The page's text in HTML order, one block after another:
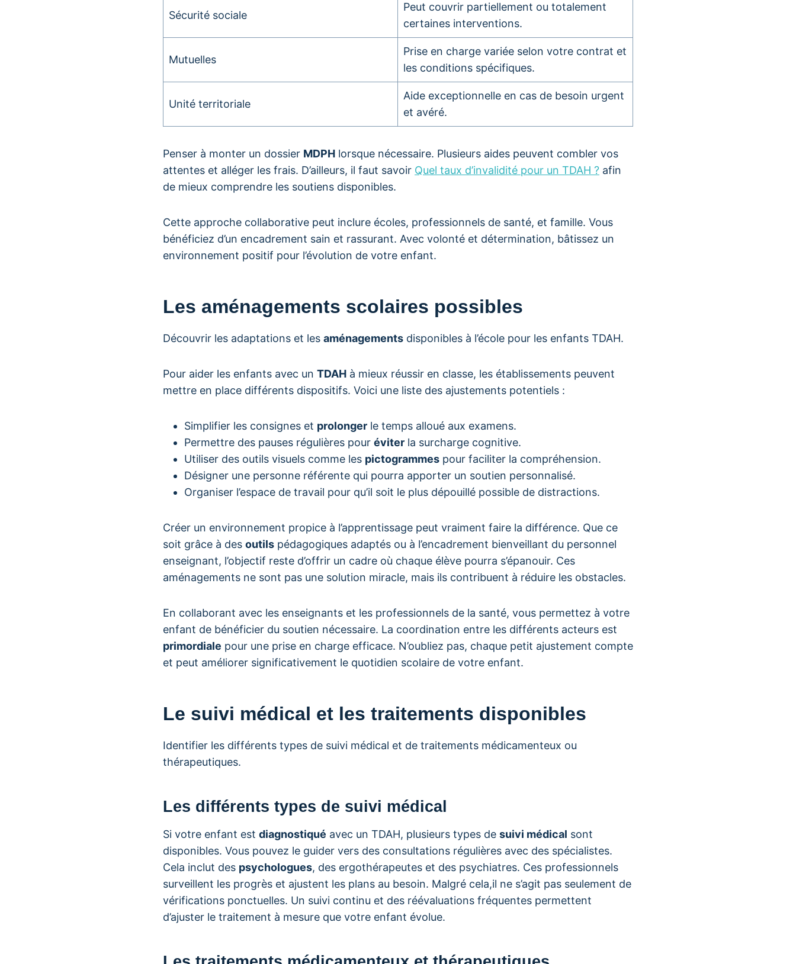
Sécurité sociale
Peut couvrir partiellement ou totalement
certaines interventions.
Mutuelles
Prise en charge variée selon votre contrat et
les conditions spécifiques.
Unité territoriale
Aide exceptionnelle en cas de besoin urgent
et avéré.
Penser à monter un dossier MDPH lorsque nécessaire. Plusieurs aides peuvent combler vos
attentes et alléger les frais. D’ailleurs, il faut savoir Quel taux d’invalidité pour un TDAH ? afin
de mieux comprendre les soutiens disponibles.
Cette approche collaborative peut inclure écoles, professionnels de santé, et famille. Vous
bénéficiez d’un encadrement sain et rassurant. Avec volonté et détermination, bâtissez un
environnement positif pour l’évolution de votre enfant.
Les aménagements scolaires possibles
Découvrir les adaptations et les aménagements disponibles à l’école pour les enfants TDAH.
Pour aider les enfants avec un TDAH à mieux réussir en classe, les établissements peuvent
mettre en place différents dispositifs. Voici une liste des ajustements potentiels :
Simplifier les consignes et prolonger le temps alloué aux examens.
Permettre des pauses régulières pour éviter la surcharge cognitive.
Utiliser des outils visuels comme les pictogrammes pour faciliter la compréhension.
Désigner une personne référente qui pourra apporter un soutien personnalisé.
Organiser l’espace de travail pour qu’il soit le plus dépouillé possible de distractions.
Créer un environnement propice à l’apprentissage peut vraiment faire la différence. Que ce
soit grâce à des outils pédagogiques adaptés ou à l’encadrement bienveillant du personnel
enseignant, l’objectif reste d’offrir un cadre où chaque élève pourra s’épanouir. Ces
aménagements ne sont pas une solution miracle, mais ils contribuent à réduire les obstacles.
En collaborant avec les enseignants et les professionnels de la santé, vous permettez à votre
enfant de bénéficier du soutien nécessaire. La coordination entre les différents acteurs est
primordiale pour une prise en charge efficace. N’oubliez pas, chaque petit ajustement compte
et peut améliorer significativement le quotidien scolaire de votre enfant.
Le suivi médical et les traitements disponibles
Identifier les différents types de suivi médical et de traitements médicamenteux ou
thérapeutiques.
Les différents types de suivi médical
Si votre enfant est diagnostiqué avec un TDAH, plusieurs types de suivi médical sont
disponibles. Vous pouvez le guider vers des consultations régulières avec des spécialistes.
Cela inclut des psychologues, des ergothérapeutes et des psychiatres. Ces professionnels
surveillent les progrès et ajustent les plans au besoin. Malgré cela,il ne s’agit pas seulement de
vérifications ponctuelles. Un suivi continu et des réévaluations fréquentes permettent
d’ajuster le traitement à mesure que votre enfant évolue.